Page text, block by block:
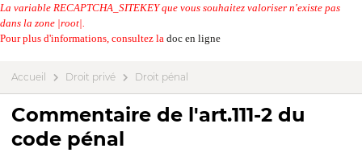
La variable RECAPTCHA_SITEKEY que vous souhaitez valoriser n'existe pas
dans la zone |root|.
Pour plus d'informations, consultez la doc en ligne
Accueil Droit privé Droit pénal
Commentaire de l'art.111-2 du
code pénal